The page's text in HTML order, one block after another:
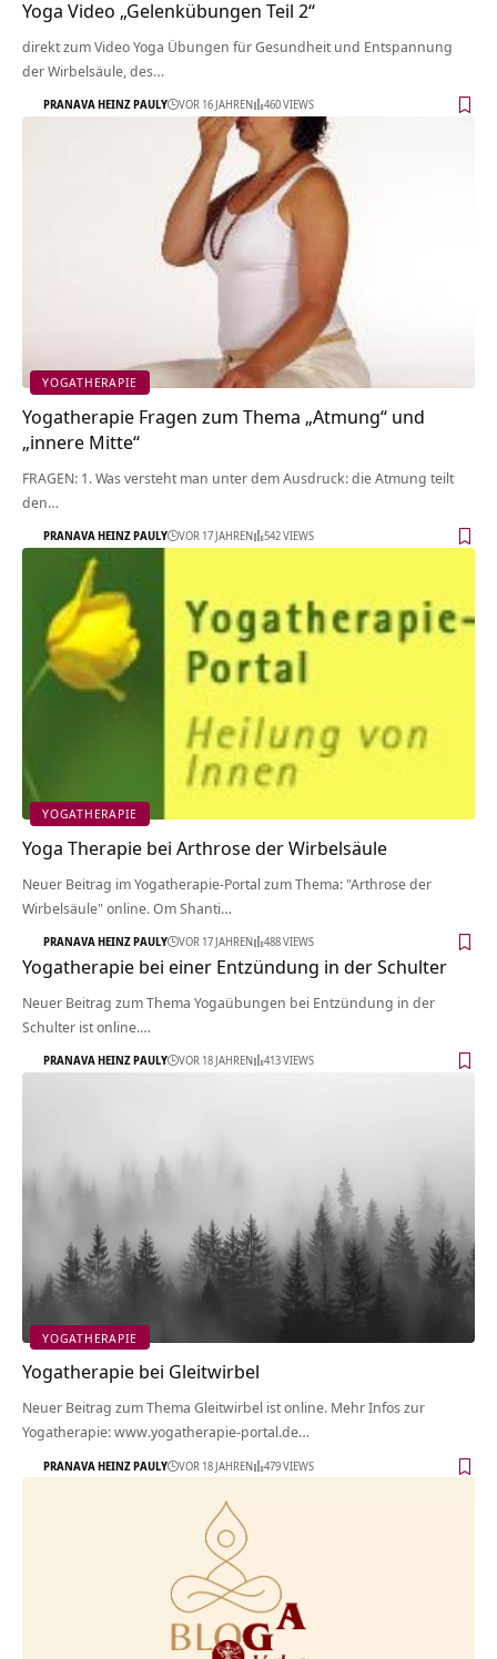
Yoga Video „Gelenkübungen Teil 2“
direkt zum Video Yoga Übungen für Gesundheit und Entspannung
der Wirbelsäule, des…
PRANAVA HEINZ PAULY VOR 16 JAHREN 460 VIEWS
YOGATHERAPIE
Yogatherapie Fragen zum Thema „Atmung“ und
„innere Mitte“
FRAGEN: 1. Was versteht man unter dem Ausdruck: die Atmung teilt
den…
PRANAVA HEINZ PAULY VOR 17 JAHREN 542 VIEWS
YOGATHERAPIE
Yoga Therapie bei Arthrose der Wirbelsäule
Neuer Beitrag im Yogatherapie-Portal zum Thema: "Arthrose der
Wirbelsäule" online. Om Shanti…
PRANAVA HEINZ PAULY VOR 17 JAHREN 488 VIEWS
Yogatherapie bei einer Entzündung in der Schulter
Neuer Beitrag zum Thema Yogaübungen bei Entzündung in der
Schulter ist online.…
PRANAVA HEINZ PAULY VOR 18 JAHREN 413 VIEWS
YOGATHERAPIE
Yogatherapie bei Gleitwirbel
Neuer Beitrag zum Thema Gleitwirbel ist online. Mehr Infos zur
Yogatherapie: www.yogatherapie-portal.de…
PRANAVA HEINZ PAULY VOR 18 JAHREN 479 VIEWS